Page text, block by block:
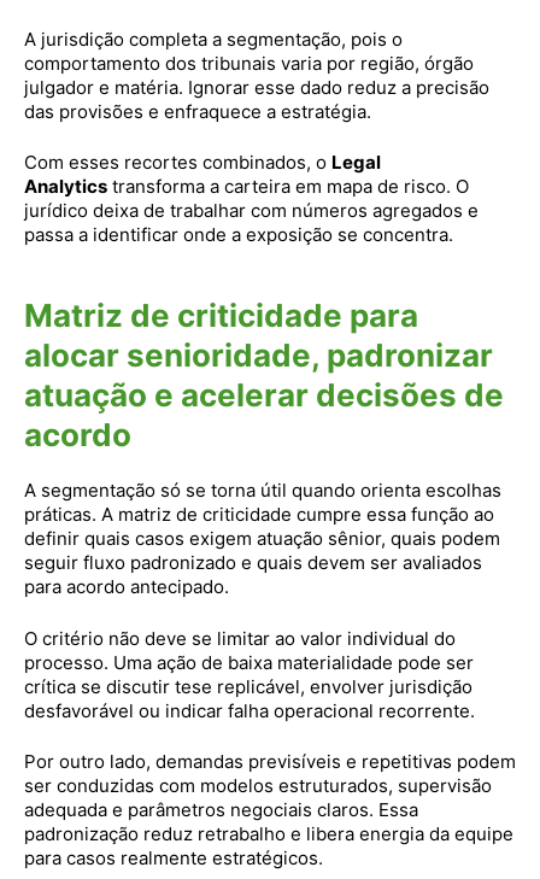
A jurisdição completa a segmentação, pois o
comportamento dos tribunais varia por região, órgão
julgador e matéria. Ignorar esse dado reduz a precisão
das provisões e enfraquece a estratégia.
Com esses recortes combinados, o Legal
Analytics transforma a carteira em mapa de risco. O
jurídico deixa de trabalhar com números agregados e
passa a identificar onde a exposição se concentra.
Matriz de criticidade para
alocar senioridade, padronizar
atuação e acelerar decisões de
acordo
A segmentação só se torna útil quando orienta escolhas
práticas. A matriz de criticidade cumpre essa função ao
definir quais casos exigem atuação sênior, quais podem
seguir fluxo padronizado e quais devem ser avaliados
para acordo antecipado.
O critério não deve se limitar ao valor individual do
processo. Uma ação de baixa materialidade pode ser
crítica se discutir tese replicável, envolver jurisdição
desfavorável ou indicar falha operacional recorrente.
Por outro lado, demandas previsíveis e repetitivas podem
ser conduzidas com modelos estruturados, supervisão
adequada e parâmetros negociais claros. Essa
padronização reduz retrabalho e libera energia da equipe
para casos realmente estratégicos.